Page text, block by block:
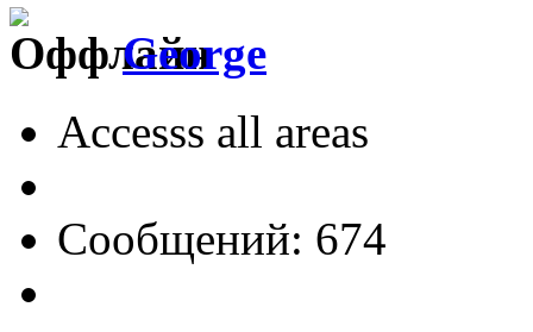
George
Accesss all areas
Сообщений: 674